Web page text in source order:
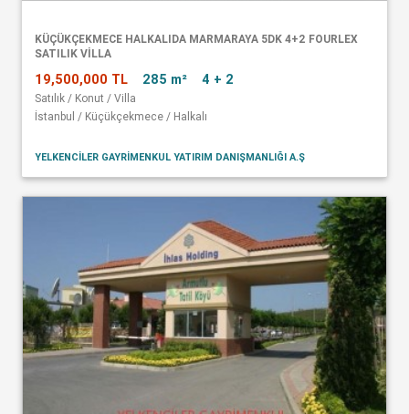
KÜÇÜKÇEKMECE HALKALIDA MARMARAYA 5DK 4+2 FOURLEX
SATILIK VİLLA
19,500,000 TL 285 m² 4 + 2
Satılık / Konut / Villa
İstanbul / Küçükçekmece / Halkalı
YELKENCİLER GAYRİMENKUL YATIRIM DANIŞMANLIĞI A.Ş